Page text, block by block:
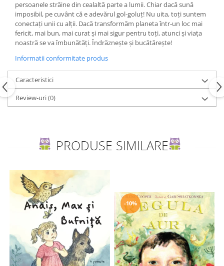
Editura Cartemma
Editura Casa
Editura Corint
Editura Frontiera
Editura Gama
Editura Kreativ
Editura Litera
Editura Nemira
Editura Nomina
Editura Pandora M
Editura Portocala Albastră
Editura Scriptum
Editura Sophia
Editura Usborne
Editura Vellant
Editura Verba
persoanele străine din cealaltă parte a lumii. Chiar dacă sună
imposibil, pe cuvânt că e adevărul gol-goluț! Nu uita, toți suntem
conectați unii cu alții. Dacă transformăm planeta într-un loc mai
fericit, mai bun, mai curat și mai sigur pentru toți, atunci și viața
noastră se va îmbunătăți. Îndrăznește și bucătărește!
Informatii conformitate produs
Caracteristici
Review-uri(0)
PRODUSE SIMILARE
-10%